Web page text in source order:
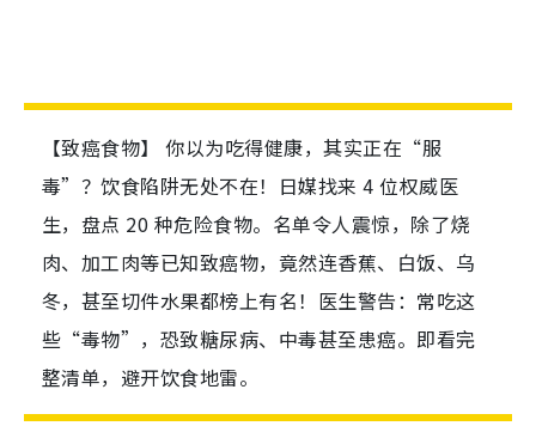
【致癌食物】 你以为吃得健康，其实正在“服
毒”？饮食陷阱无处不在！日媒找来 4 位权威医
生，盘点 20 种危险食物。名单令人震惊，除了烧
肉、加工肉等已知致癌物，竟然连香蕉、白饭、乌
冬，甚至切件水果都榜上有名！医生警告：常吃这
些“毒物”，恐致糖尿病、中毒甚至患癌。即看完
整清单，避开饮食地雷。